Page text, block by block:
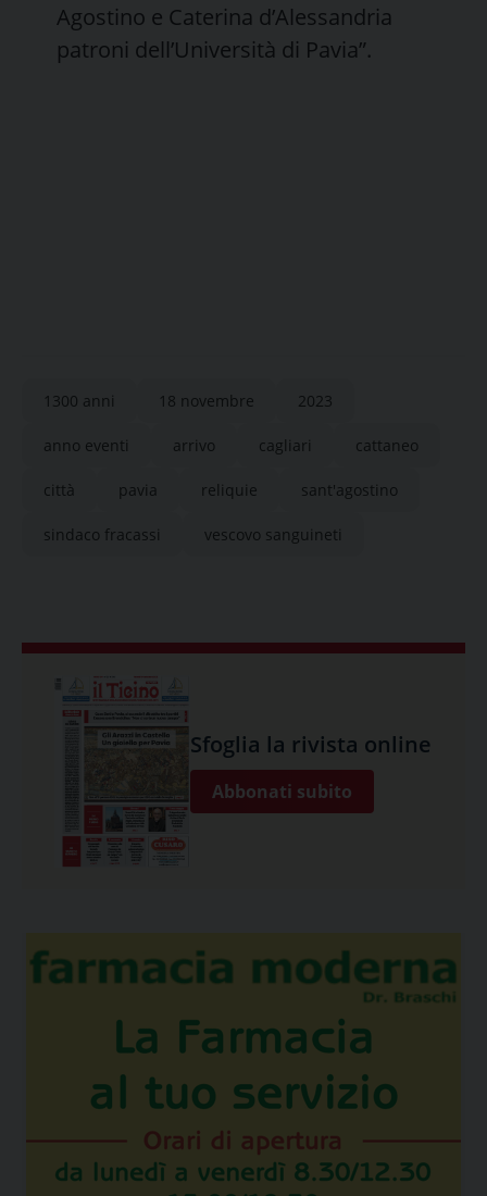
Agostino e Caterina d’Alessandria
patroni dell’Università di Pavia”.
1300 anni 18 novembre 2023
anno eventi arrivo cagliari cattaneo
città pavia reliquie sant'agostino
sindaco fracassi vescovo sanguineti
Sfoglia la rivista online
Abbonati subito